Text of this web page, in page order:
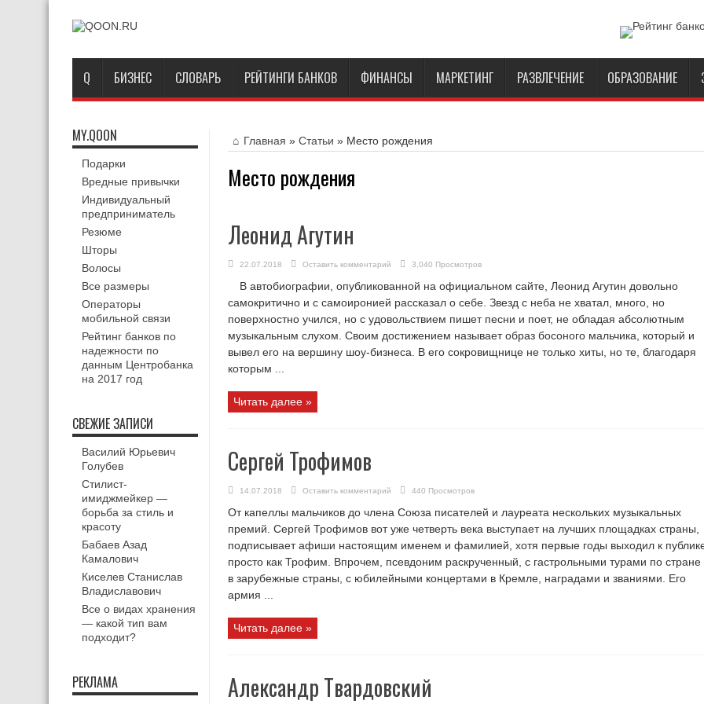
Q БИЗНЕС СЛОВАРЬ РЕЙТИНГИ БАНКОВ ФИНАНСЫ МАРКЕТИНГ РАЗВЛЕЧЕНИЕ ОБРАЗОВАНИЕ
Главная » Статьи » Место рождения
Место рождения
Леонид Агутин
22.07.2018 Оставить комментарий 3,040 Просмотров
В автобиографии, опубликованной на официальном сайте, Леонид Агутин довольно
самокритично и с самоиронией рассказал о себе. Звезд с неба не хватал, много, но
поверхностно учился, но с удовольствием пишет песни и поет, не обладая абсолютным
музыкальным слухом. Своим достижением называет образ босоного мальчика, который и
вывел его на вершину шоу-бизнеса. В его сокровищнице не только хиты, но те, благодаря
которым ...
Читать далее »
Сергей Трофимов
14.07.2018 Оставить комментарий 440 Просмотров
От капеллы мальчиков до члена Союза писателей и лауреата нескольких музыкальных
премий. Сергей Трофимов вот уже четверть века выступает на лучших площадках страны,
подписывает афиши настоящим именем и фамилией, хотя первые годы выходил к
просто как Трофим. Впрочем, псевдоним раскрученный, с гастрольными турами по стране
в зарубежные страны, с юбилейными концертами в Кремле, наградами и званиями. Его
армия ...
Читать далее »
Александр Твардовский
MY.QOON
Подарки
Вредные привычки
Индивидуальный
предприниматель
Резюме
Шторы
Волосы
Все размеры
Операторы
мобильной связи
Рейтинг банков по
надежности по
данным Центробанка
на 2017 год
СВЕЖИЕ ЗАПИСИ
Василий Юрьевич
Голубев
Стилист-
имиджмейкер —
борьба за стиль и
красоту
Бабаев Азад
Камалович
Киселев Станислав
Владиславович
Все о видах хранения
— какой тип вам
подходит?
РЕКЛАМА